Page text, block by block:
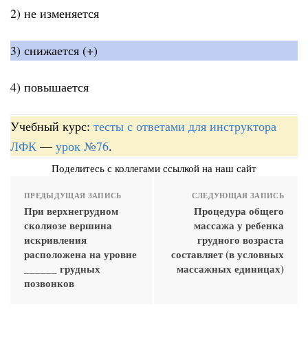
2) не изменяется
3) снижается (+)
4) повышается
Учебный курс: тесты с ответами для инструктора
ЛФК — урок №76.
Поделитесь с коллегами ссылкой на наш сайт
ПРЕДЫДУЩАЯ ЗАПИСЬ
При верхнегрудном
сколиозе вершина
искривления
расположена на уровне
______ грудных
позвонков
СЛЕДУЮЩАЯ ЗАПИСЬ
Процедура общего
массажа у ребенка
грудного возраста
составляет (в условных
массажных единицах)